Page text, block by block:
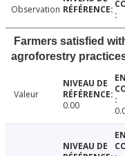
Observation
Farmers satisfied
agroforestry
Valeur
0.00